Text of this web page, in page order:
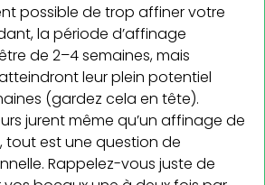
possible de trop affiner votre
la période d’affinage
de 2–4 semaines, mais
leur plein potentiel
(gardez cela en tête).
jurent même qu’un affinage de
tout est une question de
Rappelez-vous juste de